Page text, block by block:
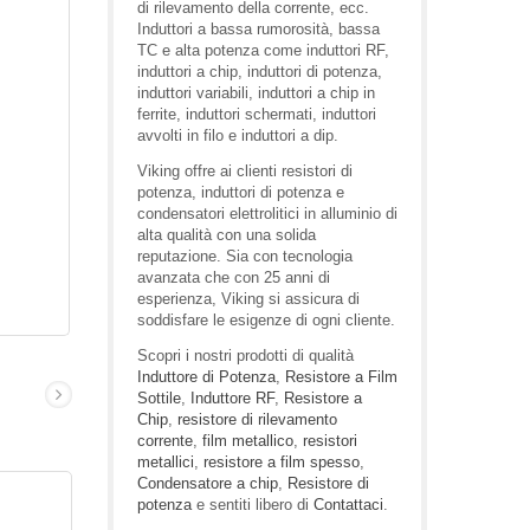
di rilevamento della corrente, ecc.
Induttori a bassa rumorosità, bassa
TC e alta potenza come induttori RF,
induttori a chip, induttori di potenza,
induttori variabili, induttori a chip in
ferrite, induttori schermati, induttori
avvolti in filo e induttori a dip.
Viking offre ai clienti resistori di
potenza, induttori di potenza e
condensatori elettrolitici in alluminio di
alta qualità con una solida
reputazione. Sia con tecnologia
avanzata che con 25 anni di
esperienza, Viking si assicura di
soddisfare le esigenze di ogni cliente.
Scopri i nostri prodotti di qualità
Induttore di Potenza, Resistore a Film
Sottile, Induttore RF, Resistore a
Chip, resistore di rilevamento
corrente, film metallico, resistori
metallici, resistore a film spesso,
Condensatore a chip, Resistore di
potenzae sentiti libero di Contattaci.